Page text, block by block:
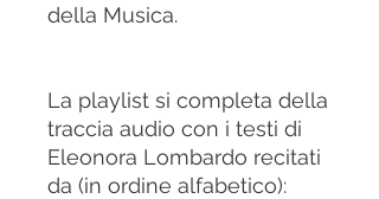
della Musica.
La playlist si completa della
traccia audio con i testi di
Eleonora Lombardo recitati
da (in ordine alfabetico):